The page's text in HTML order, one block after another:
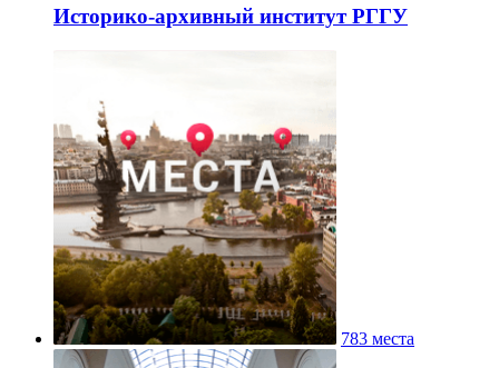
Историко-архивный институт РГГУ
783 места